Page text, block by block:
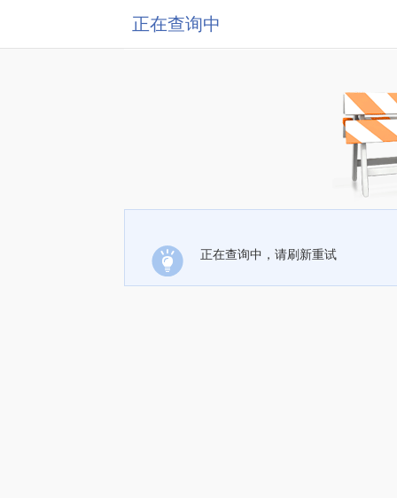
正在查询中
正在查询中，请刷新重试